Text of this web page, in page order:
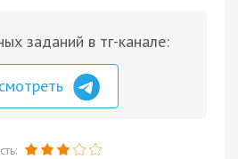
заданий в тг-канале: